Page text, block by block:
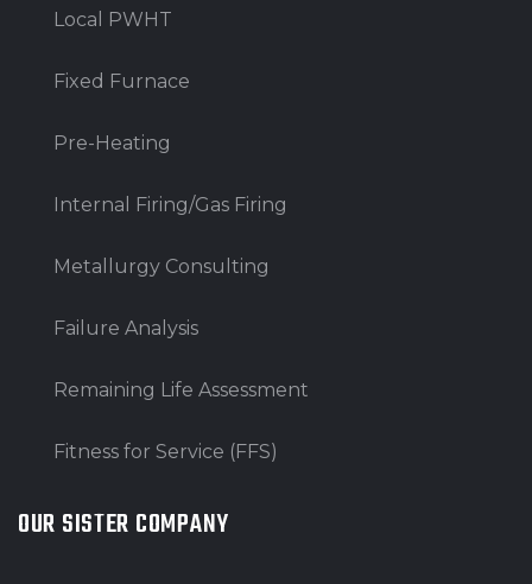
Local PWHT
Fixed Furnace
Pre-Heating
Internal Firing/Gas Firing
Metallurgy Consulting
Failure Analysis
Remaining Life Assessment
Fitness for Service (FFS)
OUR SISTER COMPANY